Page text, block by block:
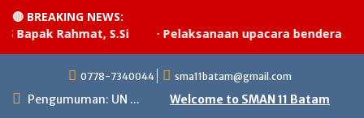
🔴 BREAKING NEWS:
S.Si
· Pelaksanaan upacara bendera ·MPLS
content
0778-7340044 sma11batam@gmail.com
Pengumuman: UN ... Welcome to SMAN 11 Batam